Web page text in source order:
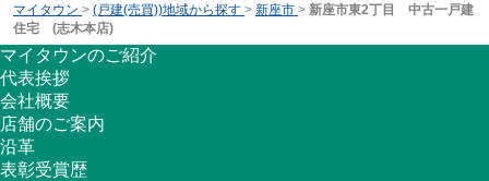
マイタウン > (戸建(売買))地域から探す > 新座市 > 新座市東2丁目 中古一戸建
住宅 (志木本店)
マイタウンのご紹介
代表挨拶
会社概要
店舗のご案内
沿革
表彰受賞歴